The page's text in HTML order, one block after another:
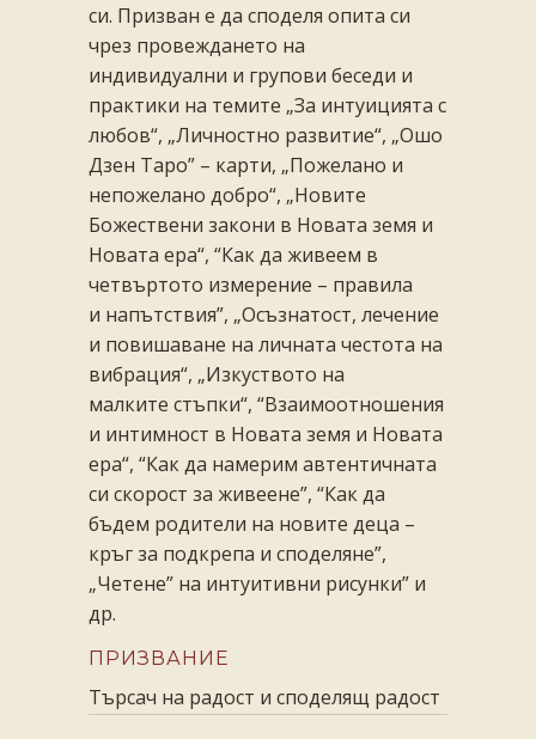
си. Призван е да споделя опита си
чрез провеждането на
индивидуални и групови беседи и
практики на темите „За интуицията с
любов“, „Личностно развитие“, „Ошо
Дзен Таро” – карти, „Пожелано и
непожелано добро“, „Новите
Божествени закони в Новата земя и
Новата ера“, “Как да живеем в
четвъртото измерение – правила
и напътствия”, „Осъзнатост, лечение
и повишаване на личната честота на
вибрация“, „Изкуството на
малките стъпки“, “Взаимоотношения
и интимност в Новата земя и Новата
ера“, “Как да намерим автентичната
си скорост за живеене”, “Как да
бъдем родители на новите деца –
кръг за подкрепа и споделяне”,
„Четене” на интуитивни рисунки” и
др.
ПРИЗВАНИЕ
Търсач на радост и споделящ радост